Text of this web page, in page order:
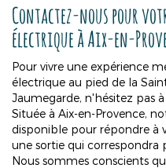
Contactez-nous pour
électrique à Aix-en-
Pour vivre une expérience
électrique au pied de la
Jaumegarde, n'hésitez pas
Située à Aix-en-Provence,
disponible pour répondre à
une sortie qui correspondra
Nous sommes conscients